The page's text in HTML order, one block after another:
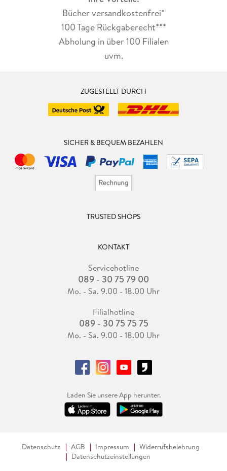
Bücher versandkostenfrei*
100 Tage Rückgaberecht***
Abholung in über 100 Filialen
uvm.
ZUGESTELLT DURCH
SICHER & BEQUEM BEZAHLEN
TRUSTED SHOPS
KONTAKT
Servicehotline
089 - 30 75 79 00
Mo. - Sa. 9.00 - 18.00 Uhr
Filialhotline
089 - 30 75 75 75
Mo. - Sa. 9.00 - 18.00 Uhr
Laden Sie unsere App herunter.
Datenschutz AGB Impressum
Widerrufsbelehrung
Datenschutzeinstellungen